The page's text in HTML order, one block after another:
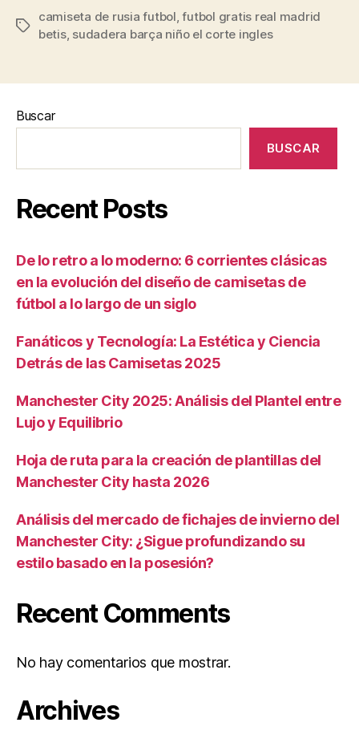
Etiquetas
camiseta de rusia futbol,futbol gratis real madrid
betis, sudadera barça niño el corte ingles
Buscar
BUSCAR
Recent Posts
De lo retro a lo moderno: 6 corrientes clásicas
en la evolución del diseño de camisetas de
fútbol a lo largo de un siglo
Fanáticos y Tecnología: La Estética y Ciencia
Detrás de las Camisetas 2025
Manchester City 2025: Análisis del Plantel entre
Lujo y Equilibrio
Hoja de ruta para la creación de plantillas del
Manchester City hasta 2026
Análisis del mercado de fichajes de invierno del
Manchester City: ¿Sigue profundizando su
estilo basado en la posesión?
Recent Comments
No hay comentarios que mostrar.
Archives